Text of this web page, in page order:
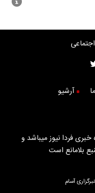
آرشیو
فردا نیوز میباشد و
بلامانع است
آسام